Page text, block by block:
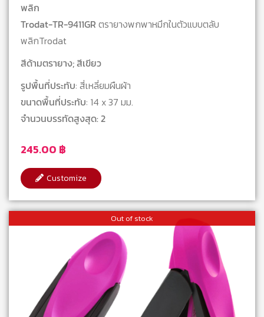
245.00 ฿
พลิก
Trodat-TR-9411GR ตรายางพกพาหมึกในตัวแบบตลับ
พลิกTrodat
สีด้ามตรายาง; สีเขียว
รูปพื้นที่ประทับ: สี่เหลี่ยมผืนผ้า
ขนาดพื้นที่ประทับ: 14 x 37 มม.
จำนวนบรรทัดสูงสุด: 2
Customize
Out of stock